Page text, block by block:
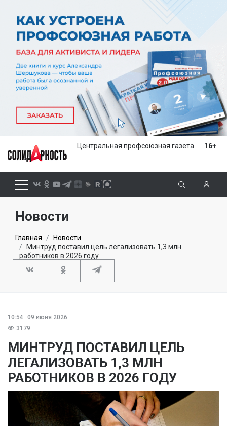
Центральная профсоюзная газета 16+
Новости
Главная
Новости
Минтруд поставил цель легализовать 1,3 млн
работников в 2026 году
10:54
09 июня 2026
3179
МИНТРУД ПОСТАВИЛ ЦЕЛЬ
ЛЕГАЛИЗОВАТЬ 1,3 МЛН
РАБОТНИКОВ В 2026 ГОДУ